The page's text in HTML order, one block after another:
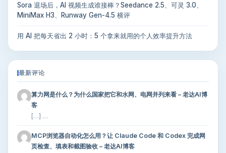
Sora 退场后，AI 视频生成谁接棒？Seedance 2.5、可灵 3.0、
MiniMax H3、Runway Gen-4.5 横评
用 AI 把每天省出 2 小时：5 个拿来就用的个人效率提升方法
最新评论
算力网是什么？为什么国家把它和水网、电网并列来看 – 老达AI博
客
[…] …
MCP浏览器自动化怎么用？让 Claude Code 和 Codex 完成网
页检查、填表和截图验收 – 老达AI博客